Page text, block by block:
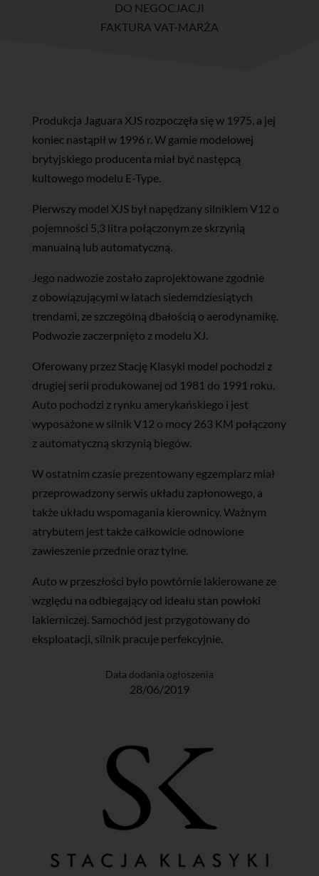
DO NEGOCJACJI
FAKTURA VAT-MARŻA
Produkcja Jaguara XJS rozpoczęła się w 1975, a jej
koniec nastąpił w 1996 r. W gamie modelowej
brytyjskiego producenta miał być następcą
kultowego modelu E-Type.
Pierwszy model XJS był napędzany silnikiem V12 o
pojemności 5,3 litra połączonym ze skrzynią
manualną lub automatyczną.
Jego nadwozie zostało zaprojektowane zgodnie
z obowiązującymi w latach siedemdziesiątych
trendami, ze szczególną dbałością o aerodynamikę.
Podwozie zaczerpnięto z modelu XJ.
Oferowany przez Stację Klasyki model pochodzi z
drugiej serii produkowanej od 1981 do 1991 roku.
Auto pochodzi z rynku amerykańskiego i jest
wyposażone w silnik V12 o mocy 263 KM połączony
z automatyczną skrzynią biegów.
W ostatnim czasie prezentowany egzemplarz miał
przeprowadzony serwis układu zapłonowego, a
także układu wspomagania kierownicy. Ważnym
atrybutem jest także całkowicie odnowione
zawieszenie przednie oraz tylne.
Auto w przeszłości było powtórnie lakierowane ze
względu na odbiegający od ideału stan powłoki
lakierniczej. Samochód jest przygotowany do
eksploatacji, silnik pracuje perfekcyjnie.
Data dodania ogłoszenia
28/06/2019